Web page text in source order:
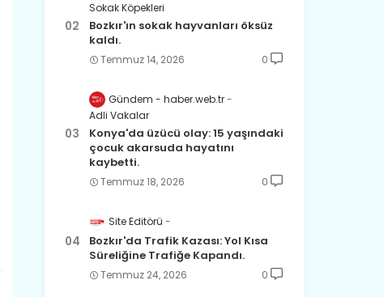
Sokak Köpekleri
Bozkır'ın sokak hayvanları öksüz
kaldı.
Temmuz 14, 2026 0
Gündem - haber.web.tr
Adli Vakalar
Konya'da üzücü olay: 15 yaşındaki
çocuk akarsuda hayatını
kaybetti.
Temmuz 18, 2026 0
Site Editörü
Bozkır'da Trafik Kazası: Yol Kısa
Süreliğine Trafiğe Kapandı.
Temmuz 24, 2026 0